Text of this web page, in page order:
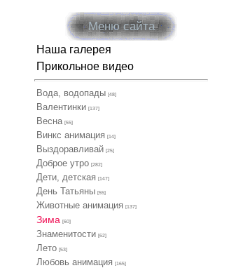
Меню сайта
Наша галерея
Прикольное видео
Вода, водопады [48]
Валентинки [137]
Весна [55]
Винкс анимация [14]
Выздоравливай [25]
Доброе утро [282]
Дети, детская [147]
День Татьяны [55]
Животные анимация [137]
Зима [60]
Знаменитости [62]
Лето [53]
Любовь анимация [165]